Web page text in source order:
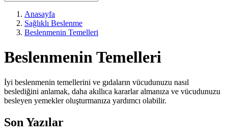
Anasayfa
Sağlıklı Beslenme
Beslenmenin Temelleri
Beslenmenin Temelleri
İyi beslenmenin temellerini ve gıdaların vücudunuzu nasıl
beslediğini anlamak, daha akıllıca kararlar almanıza ve vücudunuzu
besleyen yemekler oluşturmanıza yardımcı olabilir.
Son Yazılar